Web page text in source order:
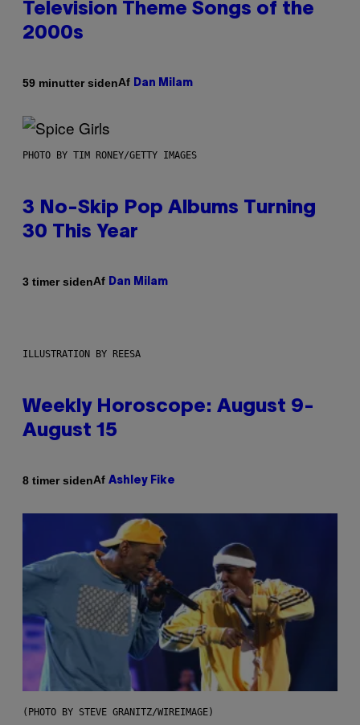
Television Theme Songs of the
2000s
59 minutter sidenAf Dan Milam
PHOTO BY TIM RONEY/GETTY IMAGES
3 No-Skip Pop Albums Turning
30 This Year
3 timer sidenAf Dan Milam
ILLUSTRATION BY REESA
Weekly Horoscope: August 9-
August 15
8 timer sidenAf Ashley Fike
(PHOTO BY STEVE GRANITZ/WIREIMAGE)